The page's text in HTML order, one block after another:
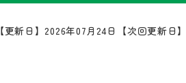
【更新日】2026年07月24日 【次回更新日